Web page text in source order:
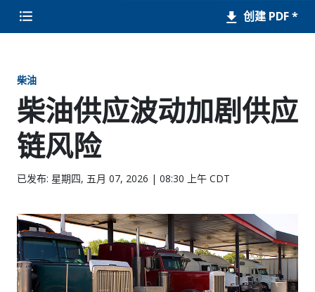
创建 PDF *
柴油
柴油供应波动加剧供应
链风险
已发布: 星期四, 五月 07, 2026 | 08:30 上午 CDT